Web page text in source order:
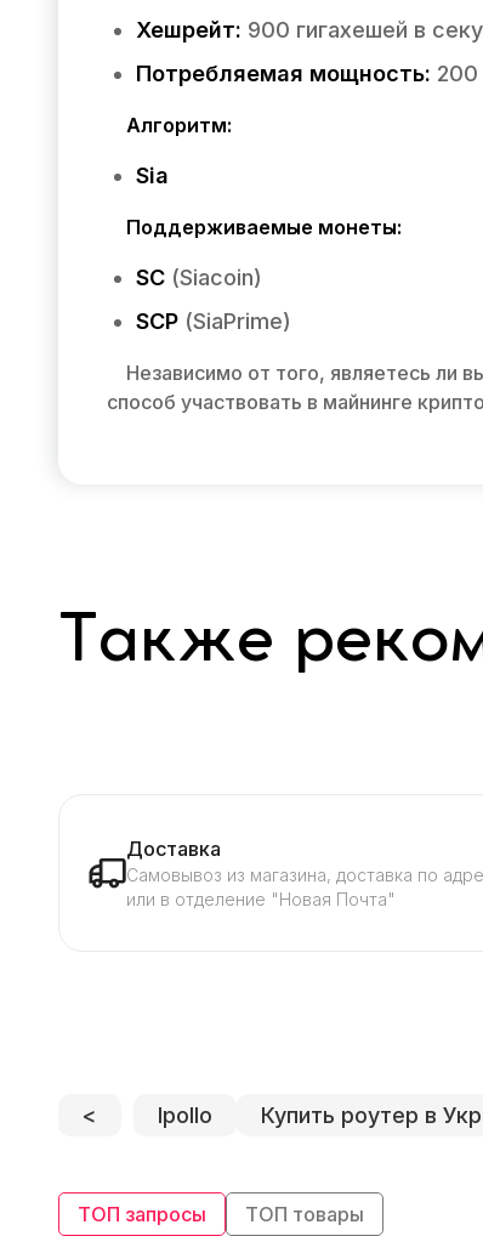
Хешрейт: 900 гигахешей в
Потребляемая мощность: 200
Алгоритм:
Sia
Поддерживаемые монеты:
SC (Siacoin)
SCP (SiaPrime)
Независимо от того, являетесь ли
способ участвовать в майнинге
Также
Доставка
Самовывоз из магазина, доставка по
или в отделение "Новая Почта"
< Ipollo Купить роутер в
ТОП запросы ТОП товары